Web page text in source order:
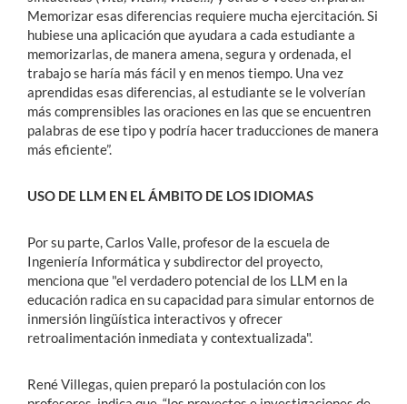
Memorizar esas diferencias requiere mucha ejercitación. Si
hubiese una aplicación que ayudara a cada estudiante a
memorizarlas, de manera amena, segura y ordenada, el
trabajo se haría más fácil y en menos tiempo. Una vez
aprendidas esas diferencias, al estudiante se le volverían
más comprensibles las oraciones en las que se encuentren
palabras de ese tipo y podría hacer traducciones de manera
más eficiente”.
USO DE LLM EN EL ÁMBITO DE LOS IDIOMAS
Por su parte, Carlos Valle, profesor de la escuela de
Ingeniería Informática y subdirector del proyecto,
menciona que "el verdadero potencial de los LLM en la
educación radica en su capacidad para simular entornos de
inmersión lingüística interactivos y ofrecer
retroalimentación inmediata y contextualizada".
René Villegas, quien preparó la postulación con los